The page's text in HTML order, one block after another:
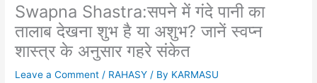
Swapna Shastra:सपने में गंदे पानी का
तालाब देखना शुभ है या अशुभ? जानें स्वप्न
शास्त्र के अनुसार गहरे संकेत
Leave a Comment / RAHASY / By KARMASU